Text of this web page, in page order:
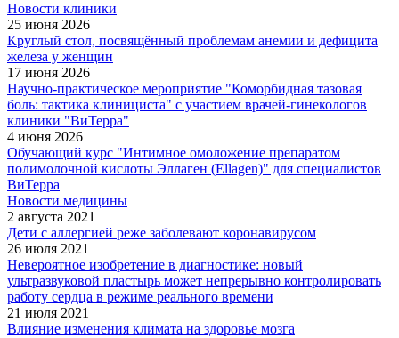
Новости клиники
25 июня 2026
Круглый стол, посвящённый проблемам анемии и дефицита
железа у женщин
17 июня 2026
Научно-практическое мероприятие "Коморбидная тазовая
боль: тактика клинициста" с участием врачей-гинекологов
клиники "ВиТерра"
4 июня 2026
Обучающий курс "Интимное омоложение препаратом
полимолочной кислоты Эллаген (Ellagen)" для специалистов
ВиТерра
Новости медицины
2 августа 2021
Дети с аллергией реже заболевают коронавирусом
26 июля 2021
Невероятное изобретение в диагностике: новый
ультразвуковой пластырь может непрерывно контролировать
работу сердца в режиме реального времени
21 июля 2021
Влияние изменения климата на здоровье мозга